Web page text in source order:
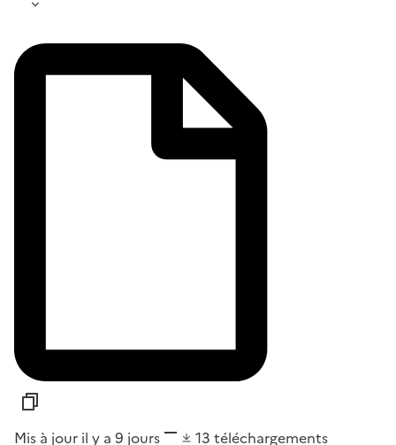
Mis à jour il y a 9 jours 13 téléchargements